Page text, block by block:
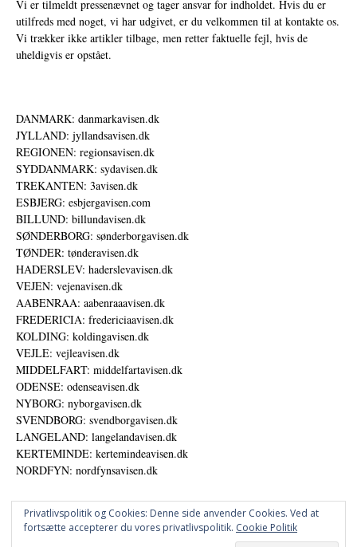
Vi er tilmeldt pressenævnet og tager ansvar for indholdet. Hvis du er
utilfreds med noget, vi har udgivet, er du velkommen til at kontakte os.
Vi trækker ikke artikler tilbage, men retter faktuelle fejl, hvis de
uheldigvis er opstået.
DANMARK: danmarkavisen.dk
JYLLAND: jyllandsavisen.dk
REGIONEN: regionsavisen.dk
SYDDANMARK: sydavisen.dk
TREKANTEN: 3avisen.dk
ESBJERG: esbjergavisen.com
BILLUND: billundavisen.dk
SØNDERBORG: sønderborgavisen.dk
TØNDER: tønderavisen.dk
HADERSLEV: haderslevavisen.dk
VEJEN: vejenavisen.dk
AABENRAA: aabenraaavisen.dk
FREDERICIA: fredericiaavisen.dk
KOLDING: koldingavisen.dk
VEJLE: vejleavisen.dk
MIDDELFART: middelfartavisen.dk
ODENSE: odenseavisen.dk
NYBORG: nyborgavisen.dk
SVENDBORG: svendborgavisen.dk
LANGELAND: langelandavisen.dk
KERTEMINDE: kertemindeavisen.dk
NORDFYN: nordfynsavisen.dk
Privatlivspolitik og Cookies: Denne side anvender Cookies. Ved at
fortsætte accepterer du vores privatlivspolitik. Cookie Politik